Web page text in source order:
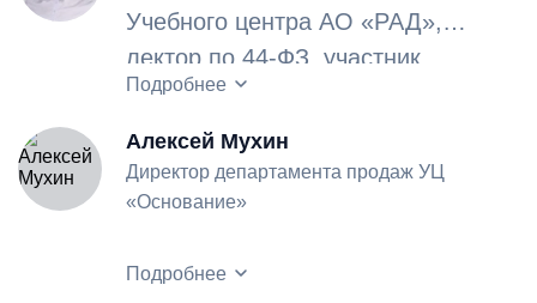
Учебного центра АО «РАД»,
лектор по 44-ФЗ, участник
региональных и межрегиональных
конференций в сфере закупок.
Опыт работы в сфере закупок –
Подробнее
Алексей Мухин
Директор департамента продаж УЦ
«Основание»
Подробнее